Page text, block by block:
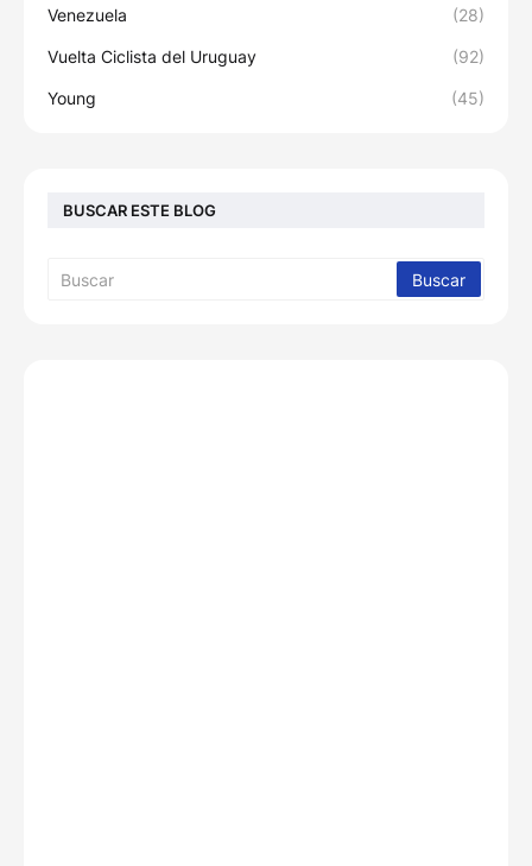
Venezuela (28)
Vuelta Ciclista del Uruguay (92)
Young (45)
BUSCAR ESTE BLOG